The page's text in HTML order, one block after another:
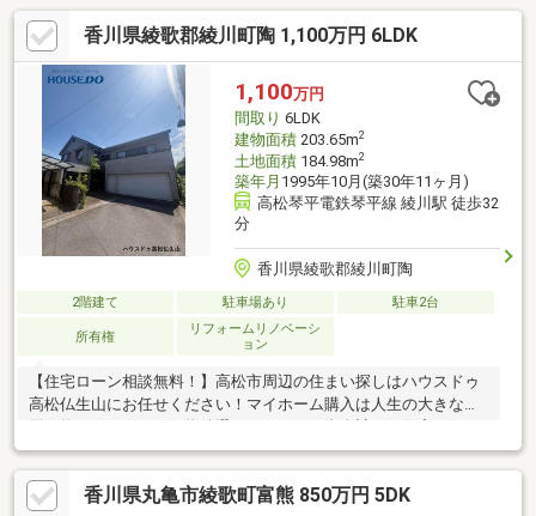
暮らし♪・駐車2台可！ ・物置付きでアウトドア用品や季節家電
の収納に便利！・ラ・ムー飯山店約542m フジグラン丸亀約
2268m 吉馴医院約867m 生活利便施設が程よく揃います！・土地
約558.4平米 ガーデニングや家庭菜園に適し お子さまやペットの
遊び場にも♪・閑静な住宅地です！
香川県綾歌郡綾川町陶 1,100万円 6LDK
1,100万円
間取り 6LDK
建物面積203.65m2
土地面積184.98m2
築年月 1995年10月(築30年11ヶ月)
高松琴平電鉄琴平線 綾川駅 徒歩32
分
香川県綾歌郡綾川町陶
2階建て 駐車場あり 駐車2台
所有権
リフォームリノベーシ
ョン
【住宅ローン相談無料！】高松市周辺の住まい探しはハウスドゥ
高松仏生山にお任せください！マイホーム購入は人生の大きなお
のご相談までしっかりサポートいたします。気になる物件をまと
めてご案内できるため、効率よく比較検討が可能です。新築・中
古戸建て・マンション・土地まで幅広く対応し、ネット掲載前の
香川県丸亀市綾歌町富熊 850万円 5DK